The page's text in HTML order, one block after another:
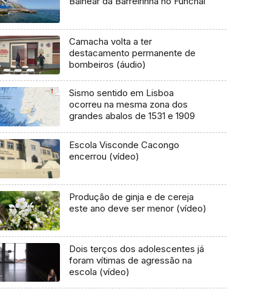
Camacha volta a ter
destacamento permanente de
bombeiros (áudio)
Sismo sentido em Lisboa
ocorreu na mesma zona dos
grandes abalos de 1531 e 1909
Escola Visconde Cacongo
encerrou (vídeo)
Produção de ginja e de cereja
este ano deve ser menor (vídeo)
Dois terços dos adolescentes já
foram vítimas de agressão na
escola (vídeo)